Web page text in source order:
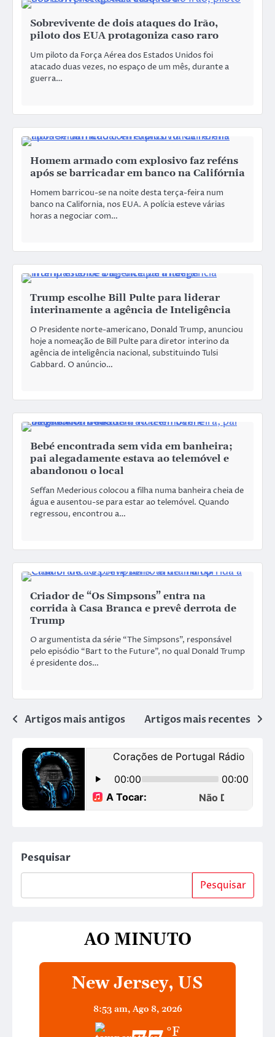
Sobrevivente de dois ataques do Irão,
piloto dos EUA protagoniza caso raro
Um piloto da Força Aérea dos Estados Unidos foi
atacado duas vezes, no espaço de um mês, durante a
guerra…
Homem armado com explosivo faz reféns
após se barricadar em banco na Califórnia
Homem barricou-se na noite desta terça-feira num
banco na California, nos EUA. A polícia esteve várias
horas a negociar com…
Trump escolhe Bill Pulte para liderar
interinamente a agência de Inteligência
O Presidente norte-americano, Donald Trump, anunciou
hoje a nomeação de Bill Pulte para diretor interino da
agência de inteligência nacional, substituindo Tulsi
Gabbard. O anúncio…
Bebé encontrada sem vida em banheira;
pai alegadamente estava ao telemóvel e
abandonou o local
Seffan Mederious colocou a filha numa banheira cheia de
água e ausentou-se para estar ao telemóvel. Quando
regressou, encontrou a…
Criador de “Os Simpsons” entra na
corrida à Casa Branca e prevê derrota de
Trump
O argumentista da série “The Simpsons”, responsável
pelo episódio “Bart to the Future”, no qual Donald Trump
é presidente dos…
Artigos mais antigos Artigos mais recentes
Pesquisar
Pesquisar
AO MINUTO
New Jersey, US
8:53 am, Ago 8, 2026
°F